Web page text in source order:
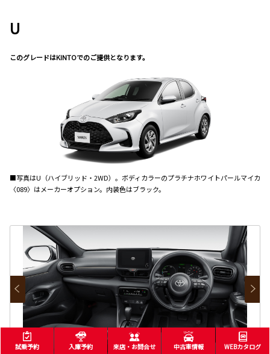
U
このグレードはKINTOでのご提供となります。
■写真はU（ハイブリッド・2WD）。ボディカラーのプラチナホワイトパールマイカ
〈089〉はメーカーオプション。内装色はブラック。
試乗予約 入庫予約 来店・お問合せ 中古車情報 WEBカタログ